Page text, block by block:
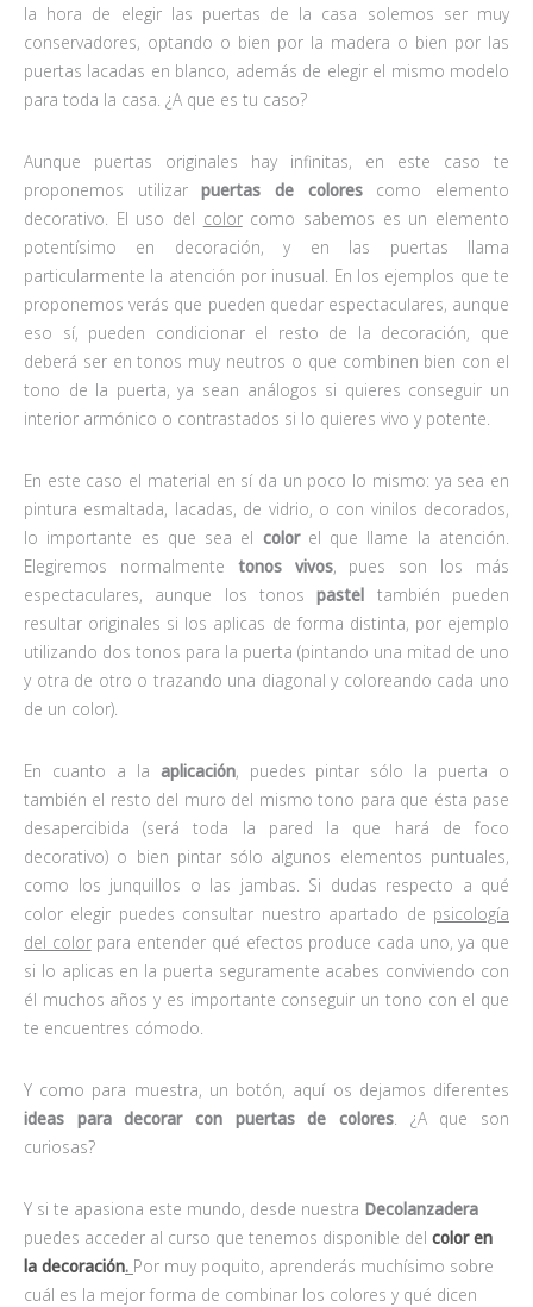
la hora de elegir las puertas de la casa solemos ser muy
conservadores, optando o bien por la madera o bien por las
puertas lacadas en blanco, además de elegir el mismo modelo
para toda la casa. ¿A que es tu caso?
Aunque puertas originales hay infinitas, en este caso te
proponemos utilizarpuertas de colorescomo elemento
decorativo. El uso del colorcomo sabemos es un elemento
potentísimo en decoración, y en las puertas llama
particularmente la atención por inusual. En los ejemplos que te
proponemos verás que pueden quedar espectaculares, aunque
eso sí, pueden condicionar el resto de la decoración, que
deberá ser en tonos muy neutros o que combinen bien con el
tono de la puerta, ya sean análogos si quieres conseguir un
interior armónico o contrastados si lo quieres vivo y potente.
En este caso el material en sí da un poco lo mismo: ya sea en
pintura esmaltada, lacadas, de vidrio, o con vinilos decorados,
lo importante es que sea el colorel que llame la atención.
Elegiremos normalmente tonos vivos, pues son los más
espectaculares, aunque los tonospastel también pueden
resultar originales si los aplicas de forma distinta, por ejemplo
utilizando dos tonos para la puerta (pintando una mitad de uno
y otra de otro o trazando una diagonal y coloreando cada uno
de un color).
En cuanto a la aplicación, puedes pintar sólo la puerta o
también el resto del muro del mismo tono para que ésta pase
desapercibida (será toda la pared la que hará de foco
decorativo) o bien pintar sólo algunos elementos puntuales,
como los junquillos o las jambas. Si dudas respecto a qué
color elegir puedes consultar nuestro apartado de psicología
del colorpara entender qué efectos produce cada uno, ya que
si lo aplicas en la puerta seguramente acabes conviviendo con
él muchos años y es importante conseguir un tono con el que
te encuentres cómodo.
Y como para muestra, un botón, aquí os dejamos diferentes
ideas para decorar con puertas de colores. ¿A que son
curiosas?
Y si te apasiona este mundo, desde nuestra Decolanzadera
puedes acceder al curso que tenemos disponible del color en
la decoración. Por muy poquito, aprenderás muchísimo sobre
cuál es la mejor forma de combinar los colores y qué dicen